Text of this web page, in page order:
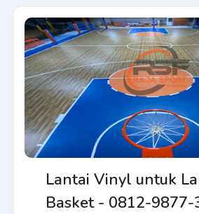
Lantai Vinyl untuk
Basket - 0812-9877-